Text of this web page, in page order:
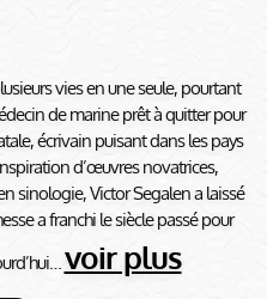
vies en une seule, pourtant
de marine prêt à quitter pour
écrivain puisant dans les pays
d’œuvres novatrices,
sinologie, Victor Segalen a laissé
a franchi le siècle passé pour
voir plus